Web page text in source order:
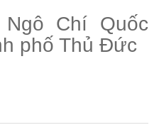
Chí Quốc
phố Thủ Đức